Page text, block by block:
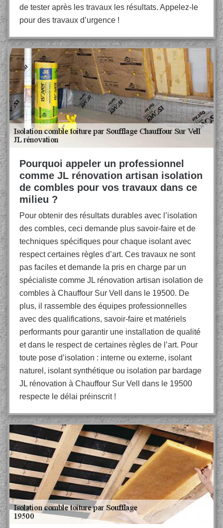
de tester après les travaux les résultats. Appelez-le
pour des travaux d’urgence !
Pourquoi appeler un professionnel
comme JL rénovation artisan isolation
de combles pour vos travaux dans ce
milieu ?
Pour obtenir des résultats durables avec l’isolation
des combles, ceci demande plus savoir-faire et de
techniques spécifiques pour chaque isolant avec
respect certaines règles d’art. Ces travaux ne sont
pas faciles et demande la pris en charge par un
spécialiste comme JL rénovation artisan isolation de
combles à Chauffour Sur Vell dans le 19500. De
plus, il rassemble des équipes professionnelles
avec des qualifications, savoir-faire et matériels
performants pour garantir une installation de qualité
et dans le respect de certaines règles de l’art. Pour
toute pose d’isolation : interne ou externe, isolant
naturel, isolant synthétique ou isolation par bardage
JL rénovation à Chauffour Sur Vell dans le 19500
respecte le délai préinscrit !